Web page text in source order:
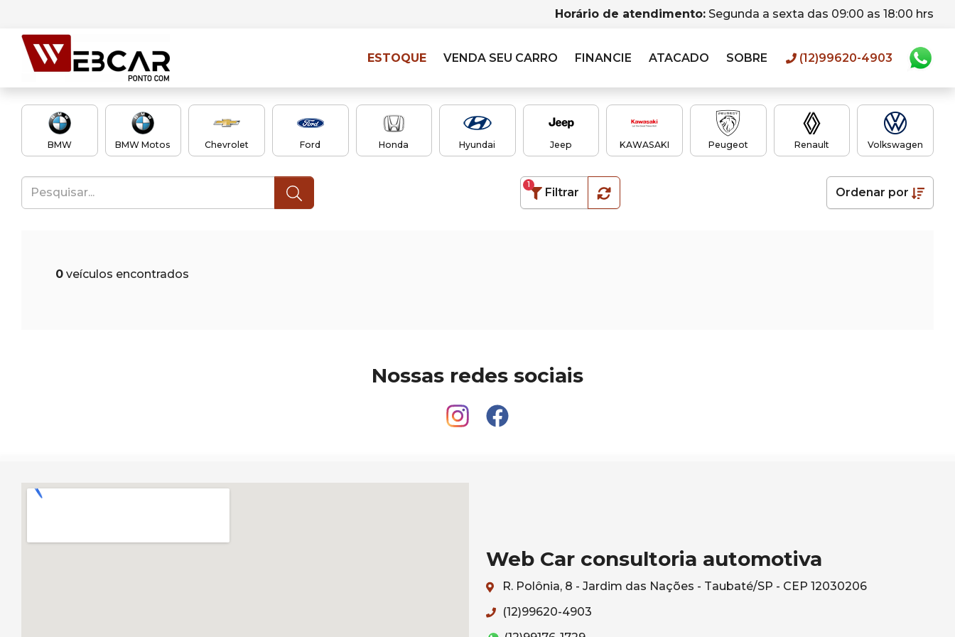
Horário de atendimento: Segunda a sexta das 09:00 as 18:00 hrs
ESTOQUE VENDA SEU CARRO FINANCIE ATACADO SOBRE (12)99620-4903
BMW BMW Motos Chevrolet Ford Honda Hyundai Jeep KAWASAKI Peugeot Renault Volkswagen
Filtrar
1
Ordenar por
0 veículos encontrados
Nossas redes sociais
Web Car consultoria automotiva
R. Polônia, 8 - Jardim das Nações - Taubaté/SP - CEP 12030206
(12)99620-4903